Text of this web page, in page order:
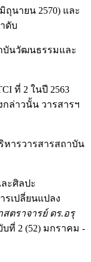
ถุนายน 2570) และ
ดับ
บันวัฒนธรรมและ
ที่ 2 ในปี 2563
กล่าวนั้น วารสารฯ
หารวารสารสถาบัน
ะศิลปะ
เปลี่ยนแปลง
สตราจารย์ ดร.อรุ
ที่ 2 (52) มกราคม -